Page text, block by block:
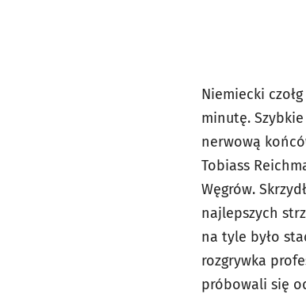
Niemiecki
minutę.
nerwową
Tobiass
Węgrów.
najlepszych
na tyle było
rozgrywka
próbowali się